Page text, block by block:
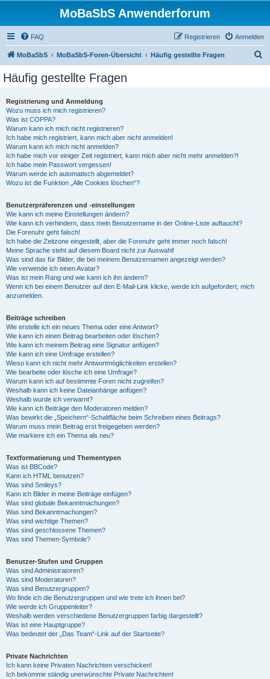
MoBaSbS Anwenderforum
FAQ Anmelden
Registrieren
MoBaSbS MoBaSbS-Foren-Übersicht Häufig gestellte Fragen
Häufig gestellte Fragen
Registrierung und Anmeldung
Wozu muss ich mich registrieren?
Was ist COPPA?
Warum kann ich mich nicht registrieren?
Ich habe mich registriert, kann mich aber nicht anmelden!
Warum kann ich mich nicht anmelden?
Ich habe mich vor einiger Zeit registriert, kann mich aber nicht mehr anmelden?!
Ich habe mein Passwort vergessen!
Warum werde ich automatisch abgemeldet?
Wozu ist die Funktion „Alle Cookies löschen“?
Benutzerpräferenzen und -einstellungen
Wie kann ich meine Einstellungen ändern?
Wie kann ich verhindern, dass mein Benutzername in der Online-Liste auftaucht?
Die Forenuhr geht falsch!
Ich habe die Zeitzone eingestellt, aber die Forenuhr geht immer noch falsch!
Meine Sprache steht auf diesem Board nicht zur Auswahl!
Was sind das für Bilder, die bei meinem Benutzernamen angezeigt werden?
Wie verwende ich einen Avatar?
Was ist mein Rang und wie kann ich ihn ändern?
Wenn ich bei einem Benutzer auf den E-Mail-Link klicke, werde ich aufgefordert, mich
anzumelden.
Beiträge schreiben
Wie erstelle ich ein neues Thema oder eine Antwort?
Wie kann ich einen Beitrag bearbeiten oder löschen?
Wie kann ich meinem Beitrag eine Signatur anfügen?
Wie kann ich eine Umfrage erstellen?
Wieso kann ich nicht mehr Antwortmöglichkeiten erstellen?
Wie bearbeite oder lösche ich eine Umfrage?
Warum kann ich auf bestimmte Foren nicht zugreifen?
Weshalb kann ich keine Dateianhänge anfügen?
Weshalb wurde ich verwarnt?
Wie kann ich Beiträge den Moderatoren melden?
Was bewirkt die „Speichern“-Schaltfläche beim Schreiben eines Beitrags?
Warum muss mein Beitrag erst freigegeben werden?
Wie markiere ich ein Thema als neu?
Textformatierung und Thementypen
Was ist BBCode?
Kann ich HTML benutzen?
Was sind Smileys?
Kann ich Bilder in meine Beiträge einfügen?
Was sind globale Bekanntmachungen?
Was sind Bekanntmachungen?
Was sind wichtige Themen?
Was sind geschlossene Themen?
Was sind Themen-Symbole?
Benutzer-Stufen und Gruppen
Was sind Administratoren?
Was sind Moderatoren?
Was sind Benutzergruppen?
Wo finde ich die Benutzergruppen und wie trete ich ihnen bei?
Wie werde ich Gruppenleiter?
Weshalb werden verschiedene Benutzergruppen farbig dargestellt?
Was ist eine Hauptgruppe?
Was bedeutet der „Das Team“-Link auf der Startseite?
Private Nachrichten
Ich kann keine Privaten Nachrichten verschicken!
Ich bekomme ständig unerwünschte Private Nachrichten!